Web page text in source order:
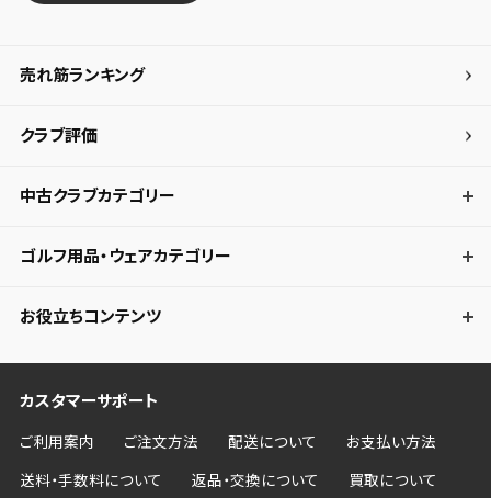
売れ筋ランキング
クラブ評価
中古クラブカテゴリー
ゴルフ用品・ウェアカテゴリー
お役立ちコンテンツ
カスタマーサポート
ご利用案内 ご注文方法 配送について お支払い方法
送料・手数料について 返品・交換について 買取について